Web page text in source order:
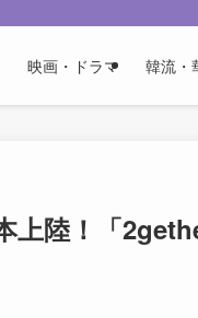
映画・ドラマ 韓流・
陸！「